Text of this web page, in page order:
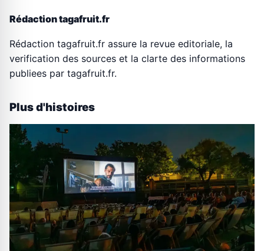
Rédaction tagafruit.fr
Rédaction tagafruit.fr assure la revue editoriale, la
verification des sources et la clarte des informations
publiees par tagafruit.fr.
Plus d'histoires